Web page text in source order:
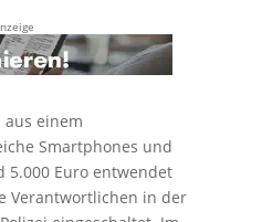
aus einem
Smartphones und
5.000 Euro entwendet
Verantwortlichen in der